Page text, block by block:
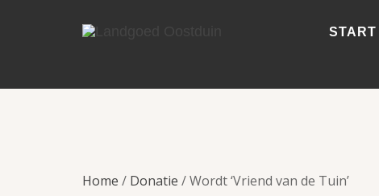
START
Home / Donatie / Wordt ‘Vriend van de Tuin’